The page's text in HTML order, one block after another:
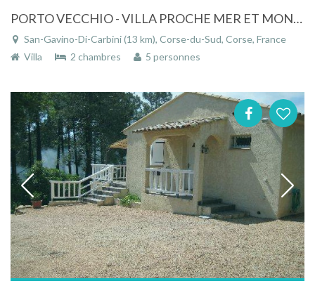
PORTO VECCHIO - VILLA PROCHE MER ET MONTAGNE DANS PETITE RESIDENCE CALME
San-Gavino-Di-Carbini (13 km), Corse-du-Sud, Corse, France
Villa
2 chambres 5 personnes